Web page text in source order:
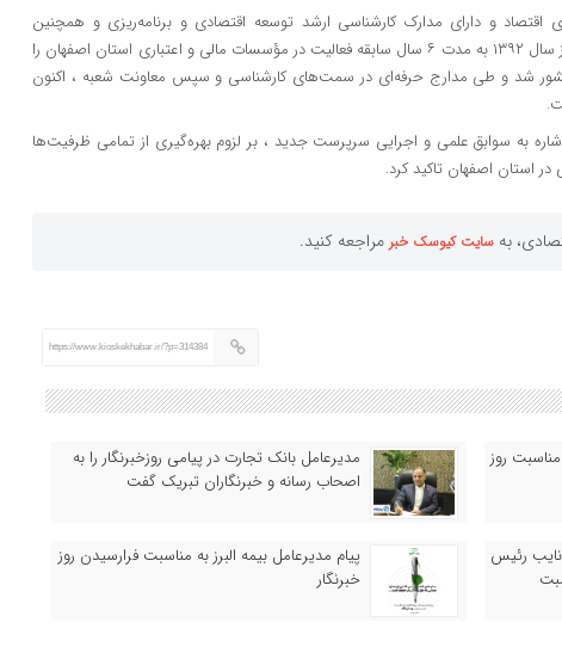
و دارای مدارک کارشناسی ارشد توسعه اقتصادی و برنامه‌ریزی و همچنین
کارشناسی اقتصاد است ، پیش از ورود به صنعت بیمه از سال ۱۳۹۲ به مدت ۶ سال سابقه فعالیت در مؤسسات مالی و اعتباری استان اصفهان را
شد و طی مدارج حرفه‌ای در سمت‌های کارشناسی و سپس معاونت شعبه ، اکنون
به سوابق علمی و اجرایی سرپرست جدید ، بر لزوم بهره‌گیری از تمامی ظرفیت‌ها
استان اصفهان تاکید کرد.
به سایت کیوسک خبر مراجعه کنید.
https://www.kioskekhabar.ir/?p=314384
روز
مدیرعامل بانک تجارت در پیامی روزخبرنگار را به
اصحاب رسانه و خبرنگاران تبریک گفت
نایب رئیس
پیام مدیرعامل بیمه البرز به مناسبت فرارسیدن روز
خبرنگار